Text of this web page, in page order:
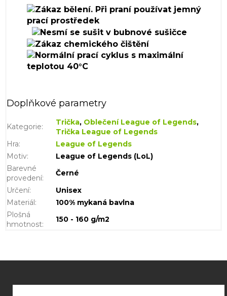
Doplňkové parametry
Kategorie: Trička, Oblečení League of Legends,
Trička League of Legends
Hra:
League of Legends
Motiv:
League of Legends (LoL)
Barevné
provedení:
Černé
Určení:
Unisex
Materiál:
100% mykaná bavlna
Plošná
hmotnost:
150 - 160 g/m2